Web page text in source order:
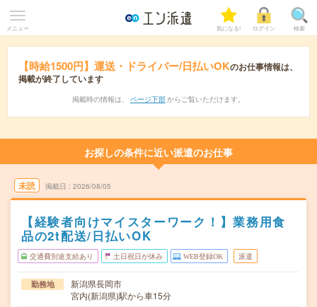
メニュー 気になる! ログイン 検索
【時給1500円】運送・ドライバー/日払いOKのお仕事情報は、
掲載が終了しています
掲載時の情報は、 ページ下部 からご覧いただけます。
お探しの条件に近い派遣のお仕事
未読 掲載日 2026/08/05
【経験者向けマイスターワーク！】業務用食
品の2t配送/日払いOK
交通費別途支給あり 土日祝日が休み WEB登録OK 派遣
勤務地
新潟県長岡市
宮内(新潟県)駅から車15分